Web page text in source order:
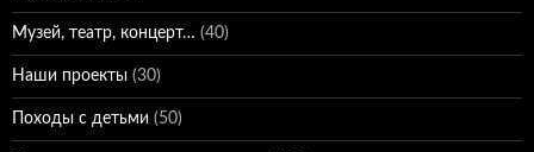
Музей, театр, концерт… (40)
Наши проекты (30)
Походы с детьми (50)